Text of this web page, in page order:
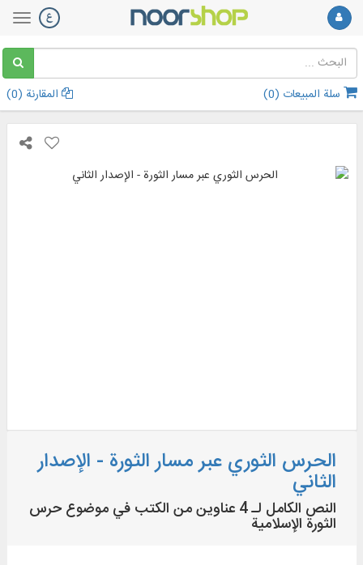
سلة المبيعات (0
) المقارنة (0
)
الحرس الثوري عبر مسار الثورة - الإصدار
الثاني
النص الكامل لـ 4 عناوين من الكتب في موضوع حرس
الثورة الإسلامية